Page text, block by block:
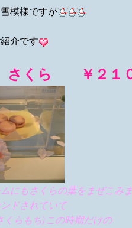
模様ですが
介です
さくら ￥２１
にもさくらの葉をまぜこみ
ドされていて
くらもち)この時期だけの